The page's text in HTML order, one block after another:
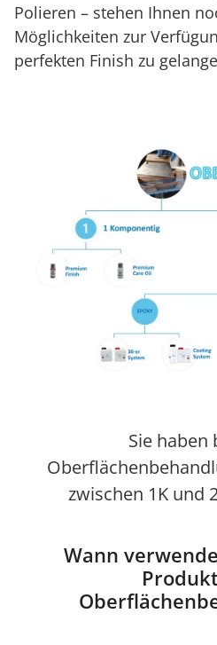
Polieren – stehen Ihnen
Möglichkeiten zur
perfekten Finish zu
Sie haben
zwischen 1K und
Wann